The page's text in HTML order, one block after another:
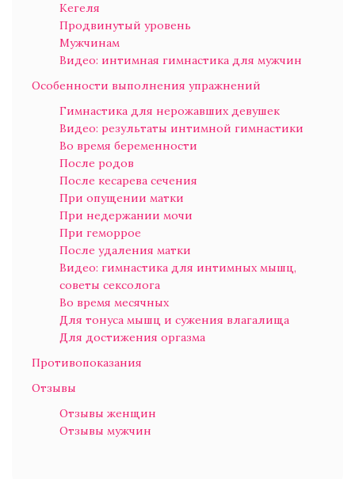
Кегеля
Продвинутый уровень
Мужчинам
Видео: интимная гимнастика для мужчин
Особенности выполнения упражнений
Гимнастика для нерожавших девушек
Видео: результаты интимной гимнастики
Во время беременности
После родов
После кесарева сечения
При опущении матки
При недержании мочи
При геморрое
После удаления матки
Видео: гимнастика для интимных мышц,
советы сексолога
Во время месячных
Для тонуса мышц и сужения влагалища
Для достижения оргазма
Противопоказания
Отзывы
Отзывы женщин
Отзывы мужчин